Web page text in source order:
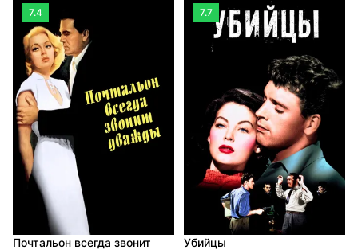
7.4
Почтальон всегда звонит
7.7
Убийцы